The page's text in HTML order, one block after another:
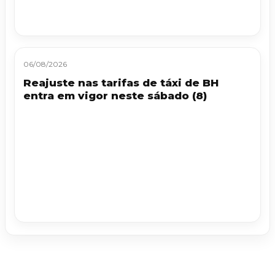
06/08/2026
Reajuste nas tarifas de táxi de BH
entra em vigor neste sábado (8)